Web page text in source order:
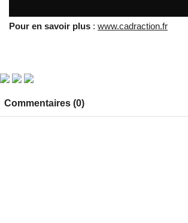
Pour en savoir plus : www.cadraction.fr
Commentaires (0)